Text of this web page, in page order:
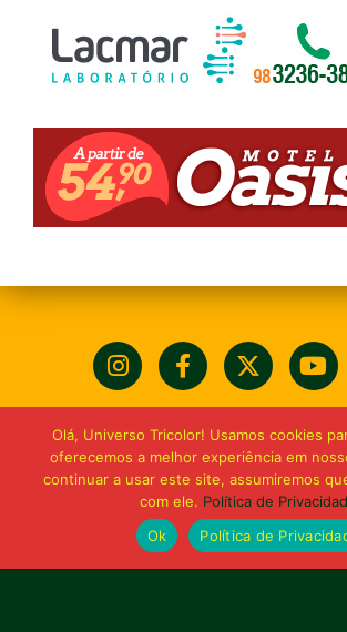
Olá, Universo Tricolor! Usamos cookies
oferecemos a melhor experiência em
continuar a usar este site, assumiremos
com ele. Política de
Ok
Política de